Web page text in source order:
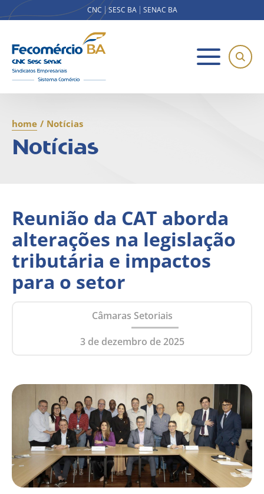
CNC SESC BA SENAC BA
home / Notícias
Notícias
Reunião da CAT aborda
alterações na legislação
tributária e impactos
para o setor
Câmaras Setoriais
3 de dezembro de 2025